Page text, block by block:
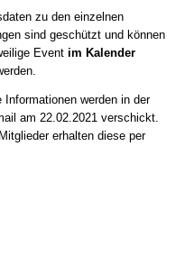
zu den einzelnen
sind geschützt und können
Event im Kalender
Informationen werden in der
am 22.02.2021 verschickt.
erhalten diese per